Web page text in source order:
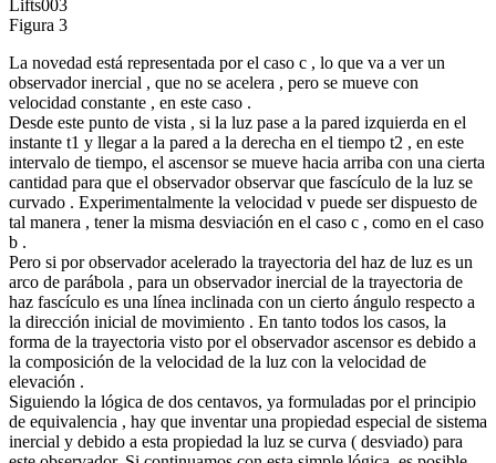
Lifts003
Figura 3
La novedad está representada por el caso c , lo que va a ver un
observador inercial , que no se acelera , pero se mueve con
velocidad constante , en este caso .
Desde este punto de vista , si la luz pase a la pared izquierda en el
instante t1 y llegar a la pared a la derecha en el tiempo t2 , en este
intervalo de tiempo, el ascensor se mueve hacia arriba con una cierta
cantidad para que el observador observar que fascículo de la luz se
curvado . Experimentalmente la velocidad v puede ser dispuesto de
tal manera , tener la misma desviación en el caso c , como en el caso
b .
Pero si por observador acelerado la trayectoria del haz de luz es un
arco de parábola , para un observador inercial de la trayectoria de
haz fascículo es una línea inclinada con un cierto ángulo respecto a
la dirección inicial de movimiento . En tanto todos los casos, la
forma de la trayectoria visto por el observador ascensor es debido a
la composición de la velocidad de la luz con la velocidad de
elevación .
Siguiendo la lógica de dos centavos, ya formuladas por el principio
de equivalencia , hay que inventar una propiedad especial de sistema
inercial y debido a esta propiedad la luz se curva ( desviado) para